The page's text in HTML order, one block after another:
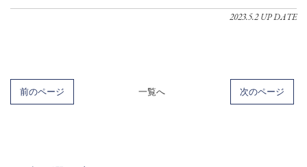
2023.5.2 UP DATE
前のページ 一覧へ 次のページ